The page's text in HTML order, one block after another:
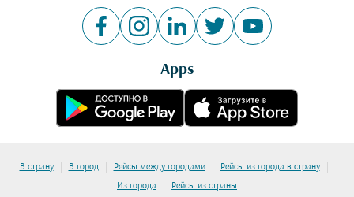
Apps
В страну | В город | Рейсы между городами | Рейсы из города в страну |
Из города | Рейсы из страны